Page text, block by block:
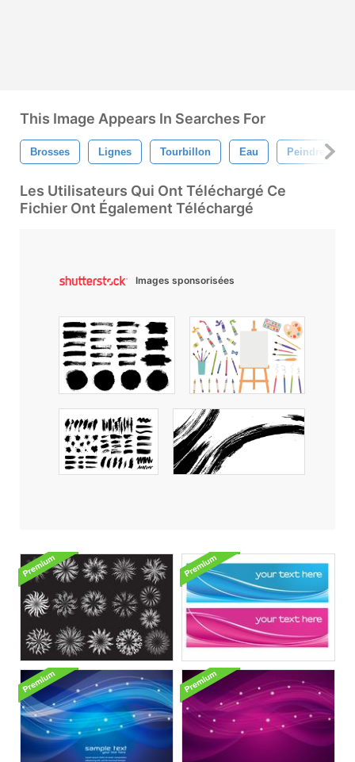
This Image Appears In Searches For
Brosses Lignes Tourbillon Eau Peindre
Les Utilisateurs Qui Ont Téléchargé Ce
Fichier Ont Également Téléchargé
Images sponsorisées